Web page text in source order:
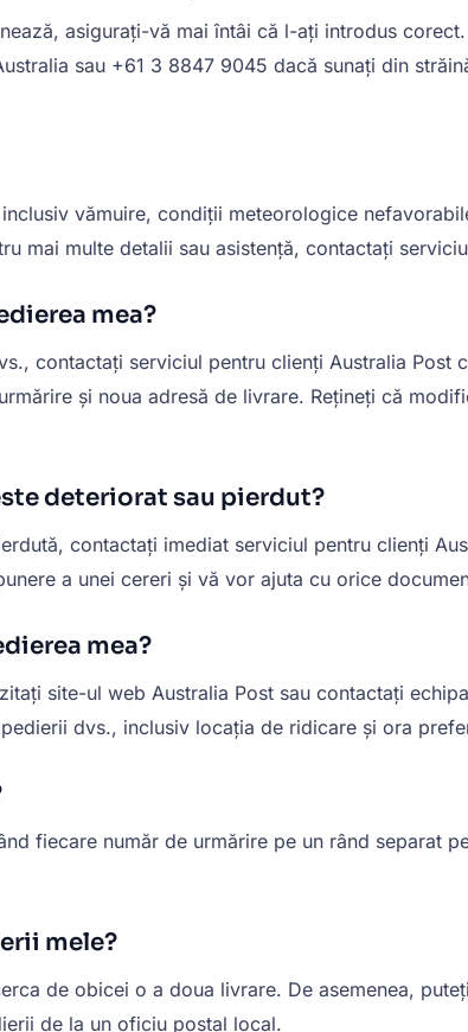
asigurați-vă mai întâi că l-ați introdus
sau +61 3 8847 9045 dacă sunați din
vămuire, condiții meteorologice
mai multe detalii sau asistență, contactați
mea?
contactați serviciul pentru clienți Australia Post
și noua adresă de livrare. Rețineți că
deteriorat sau pierdut?
contactați imediat serviciul pentru clienți
a unei cereri și vă vor ajuta cu orice
mea?
site-ul web Australia Post sau contactați
dvs., inclusiv locația de ridicare și ora
fiecare număr de urmărire pe un rând separat
mele?
de obicei o a doua livrare. De asemenea,
de la un oficiu poștal local.